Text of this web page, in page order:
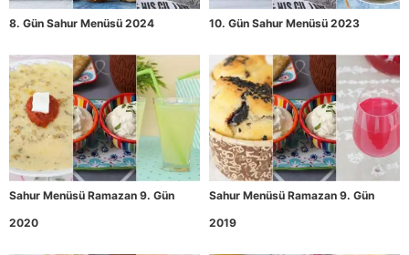
8. Gün Sahur Menüsü 2024 10. Gün Sahur Menüsü 2023
Sahur Menüsü Ramazan 9. Gün
2020
Sahur Menüsü Ramazan 9. Gün
2019